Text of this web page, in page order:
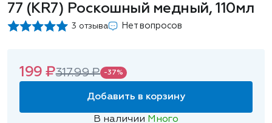
77 (KR7) Роскошный медный, 110мл
3 отзыва Нет вопросов
199 ₽317.99 ₽ -37%
Добавить в корзину
В наличии Много